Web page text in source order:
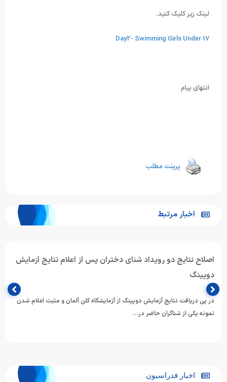
لینک زیر کلیک کنید.
Day2- Swimming Girls Under 17
انتهای پیام
پرینت مطلب
اخبار مرتبط
اصلاح نتایج دو رویداد شنای دختران پس از اعلام نتایج آزمایش
دوپینگ
در پی دریافت نتایج آزمایش دوپینگ از آزمایشگاه کلن آلمان و مثبت اعلام شدن
نمونه یکی از شناگران حاضر در…
اخبار فدراسیون